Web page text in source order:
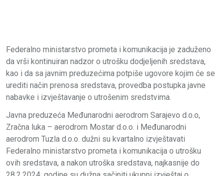
Federalno ministarstvo prometa i komunikacija je zaduženo
da vrši kontinuiran nadzor o utrošku dodjeljenih sredstava,
kao i da sa javnim preduzećima potpiše ugovore kojim će se
urediti način prenosa sredstava, provedba postupka javne
nabavke i izvještavanje o utrošenim sredstvima.
Javna preduzeća Međunarodni aerodrom Sarajevo d.o.o,
Zračna luka – aerodrom Mostar d.o.o. i Međunarodni
aerodrom Tuzla d.o.o. dužni su kvartalno izvještavati
Federalno ministarstvo prometa i komunikacija o utrošku
ovih sredstava, a nakon utroška sredstava, najkasnije do